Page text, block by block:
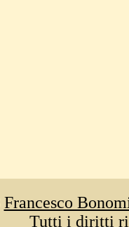
Francesco
Tutti i diritti